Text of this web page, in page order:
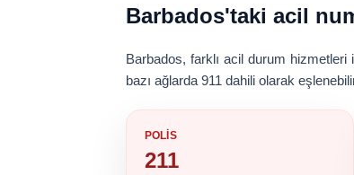
Barbados'taki acil
Barbados, farklı acil durum
bazı ağlarda 911 dahili olarak
POLIS
211